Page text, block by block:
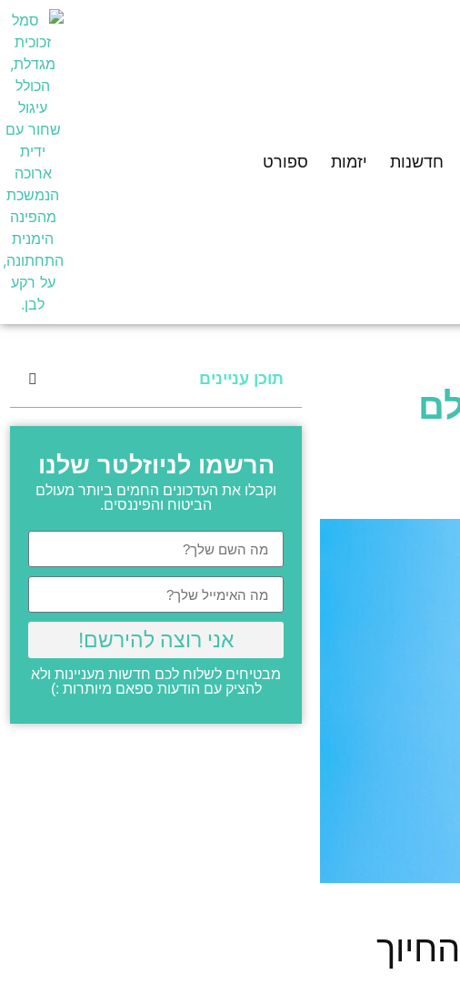
חדשנות יזמות ספורט
תוכן עניינים
הרשמו לניוזלטר שלנו
וקבלו את העדכונים החמים ביותר מעולם
הביטוח והפיננסים.
אני רוצה להירשם!
מבטיחים לשלוח לכם חדשות מעניינות ולא
להציק עם הודעות ספאם מיותרות :)